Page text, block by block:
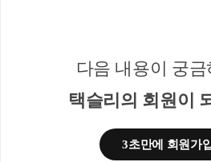
귀 서면질의의 경우,「소득세법 시
행인가일 이후 취득한 경우 그 취득
종전주택(A)을 소유한 1세대가 재
축대상주택(B)을 취득한 후, 대체주
다음 내용이 궁
택슬리의 회원이
3초만에 회원가